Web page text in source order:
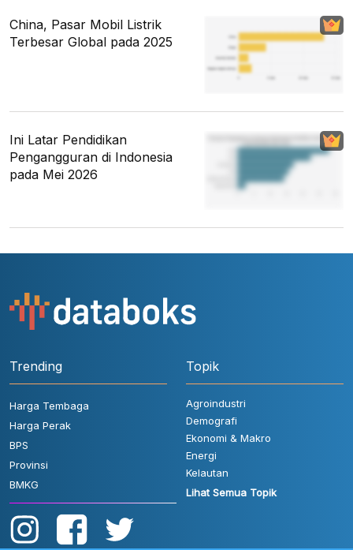
China, Pasar Mobil Listrik
Terbesar Global pada 2025
Ini Latar Pendidikan
Pengangguran di Indonesia
pada Mei 2026
Trending
Harga Tembaga
Harga Perak
BPS
Provinsi
BMKG
Topik
Agroindustri
Demografi
Ekonomi & Makro
Energi
Kelautan
Lihat Semua Topik